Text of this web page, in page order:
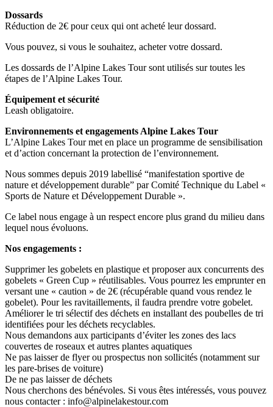
Dossards
Réduction de 2€ pour ceux qui ont acheté leur dossard.
Vous pouvez, si vous le souhaitez, acheter votre dossard.
Les dossards de l’Alpine Lakes Tour sont utilisés sur toutes les
étapes de l’Alpine Lakes Tour.
Équipement et sécurité
Leash obligatoire.
Environnements et engagements Alpine Lakes Tour
L’Alpine Lakes Tour met en place un programme de sensibilisation
et d’action concernant la protection de l’environnement.
Nous sommes depuis 2019 labellisé “manifestation sportive de
nature et développement durable” par Comité Technique du Label «
Sports de Nature et Développement Durable ».
Ce label nous engage à un respect encore plus grand du milieu dans
lequel nous évoluons.
Nos engagements :
Supprimer les gobelets en plastique et proposer aux concurrents des
gobelets « Green Cup » réutilisables. Vous pourrez les emprunter en
versant une « caution » de 2€ (récupérable quand vous rendez le
gobelet). Pour les ravitaillements, il faudra prendre votre gobelet.
Améliorer le tri sélectif des déchets en installant des poubelles de tri
identifiées pour les déchets recyclables.
Nous demandons aux participants d’éviter les zones des lacs
couvertes de roseaux et autres plantes aquatiques
Ne pas laisser de flyer ou prospectus non sollicités (notamment sur
les pare-brises de voiture)
De ne pas laisser de déchets
Nous cherchons des bénévoles. Si vous êtes intéressés, vous pouvez
nous contacter : info@alpinelakestour.com